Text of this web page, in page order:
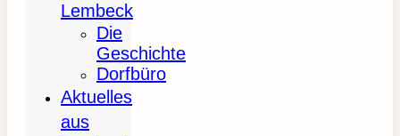
Lembeck
Die
Geschichte
Dorfbüro
Aktuelles
aus